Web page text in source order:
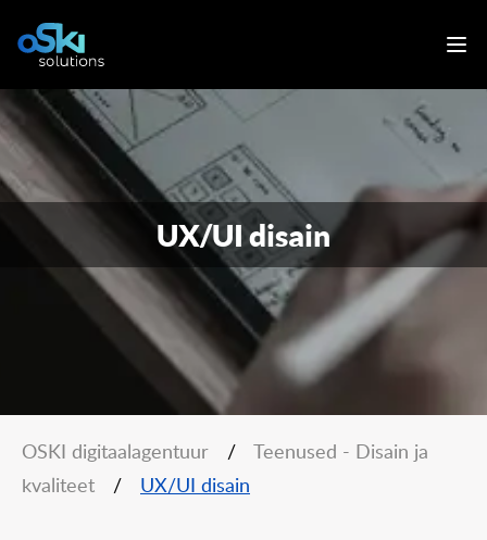
UX/UI disain
OSKI digitaalagentuur /
Teenused - Disain ja
kvaliteet
/ UX/UI disain